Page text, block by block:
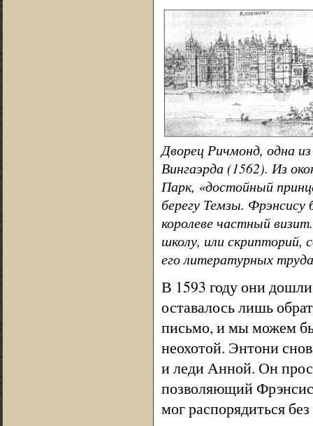
Дворец Ричмонд, одна
Вингаэрда (1562). Из
Парк, «достойный
берегу Темзы. Фрэнсису
королеве частный
школу, или скрипторий,
его литературных
В 1593 году они
оставалось лишь
письмо, и мы можем
неохотой. Энтони
и леди Анной. Он
позволяющий
мог распорядиться без